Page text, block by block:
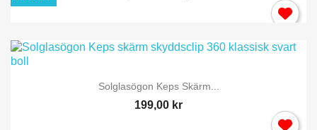
Solglasögon Keps Skärm...
199,00 kr